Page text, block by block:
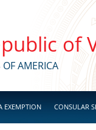
of
AMERICA
EXEMPTION CONSULAR